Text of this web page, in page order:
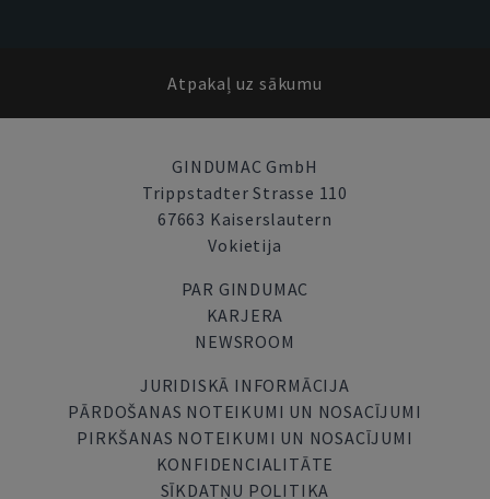
Atpakaļ uz sākumu
GINDUMAC GmbH
Trippstadter Strasse 110
67663 Kaiserslautern
Vokietija
PAR GINDUMAC
KARJERA
NEWSROOM
JURIDISKĀ INFORMĀCIJA
PĀRDOŠANAS NOTEIKUMI UN NOSACĪJUMI
PIRKŠANAS NOTEIKUMI UN NOSACĪJUMI
KONFIDENCIALITĀTE
SĪKDATŅU POLITIKA